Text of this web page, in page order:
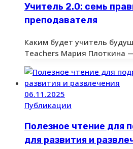
Учитель 2.0: семь
преподавателя
Каким будет учитель
Teachers Мария Плоткина
06.11.2025
Публикации
Полезное чтение для
для развития и